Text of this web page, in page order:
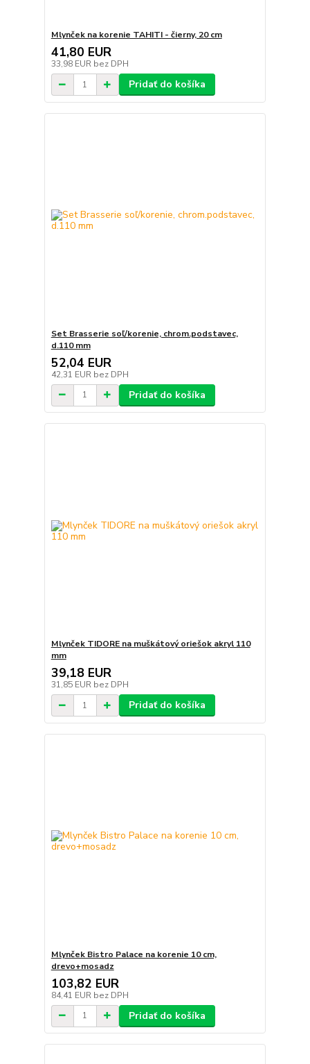
Mlynček na korenie TAHITI - čierny, 20 cm
41,80 EUR
33,98 EUR bez DPH
Pridať do košíka
Set Brasserie soľ/korenie, chrom.podstavec,
d.110 mm
52,04 EUR
42,31 EUR bez DPH
Pridať do košíka
Mlynček TIDORE na muškátový oriešok akryl 110
mm
39,18 EUR
31,85 EUR bez DPH
Pridať do košíka
Mlynček Bistro Palace na korenie 10 cm,
drevo+mosadz
103,82 EUR
84,41 EUR bez DPH
Pridať do košíka